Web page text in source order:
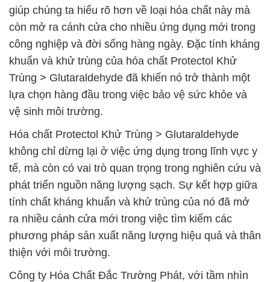
giúp chúng ta hiểu rõ hơn về loại hóa chất này mà
còn mở ra cánh cửa cho nhiều ứng dụng mới trong
công nghiệp và đời sống hàng ngày. Đặc tính kháng
khuẩn và khử trùng của hóa chất Protectol Khử
Trùng > Glutaraldehyde đã khiến nó trở thành một
lựa chọn hàng đầu trong việc bảo vệ sức khỏe và
vệ sinh môi trường.
Hóa chất Protectol Khử Trùng > Glutaraldehyde
không chỉ dừng lại ở việc ứng dụng trong lĩnh vực y
tế, mà còn có vai trò quan trọng trong nghiên cứu và
phát triển nguồn năng lượng sạch. Sự kết hợp giữa
tính chất kháng khuẩn và khử trùng của nó đã mở
ra nhiều cánh cửa mới trong việc tìm kiếm các
phương pháp sản xuất năng lượng hiệu quả và thân
thiện với môi trường.
Công ty Hóa Chất Đắc Trường Phát, với tầm nhìn